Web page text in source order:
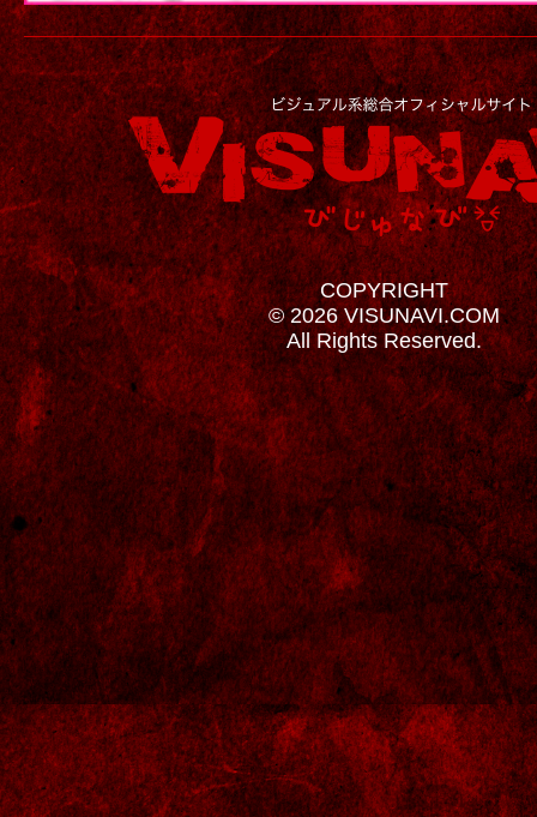
COPYRIGHT
© 2026 VISUNAVI.COM
All Rights Reserved.